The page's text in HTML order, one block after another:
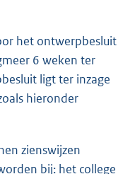
het ontwerpbesluit
6 weken ter
ligt ter inzage
hieronder
zienswijzen
bij: het college